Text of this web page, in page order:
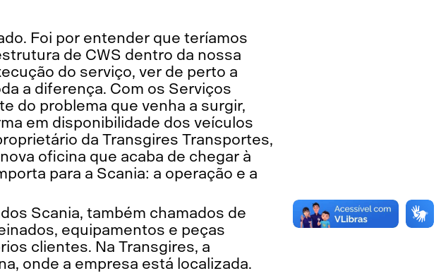
Foi por entender que teríamos
de CWS dentro da nossa
do serviço, ver de perto a
a diferença. Com os Serviços
do problema que venha a surgir,
em disponibilidade dos veículos
da Transgires Transportes,
oficina que acaba de chegar à
para a Scania: a operação e a
Scania, também chamados de
equipamentos e peças
clientes. Na Transgires, a
onde a empresa está localizada.